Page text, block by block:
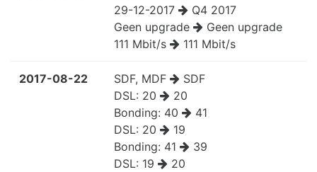
29-12-2017
Q4 2017
Geen upgrade
Geen upgrade
111 Mbit/s
111 Mbit/s
2017-08-22 SDF, MDF
SDF
DSL: 20
20
Bonding: 40
41
DSL: 20
19
Bonding: 41
39
DSL: 19
20